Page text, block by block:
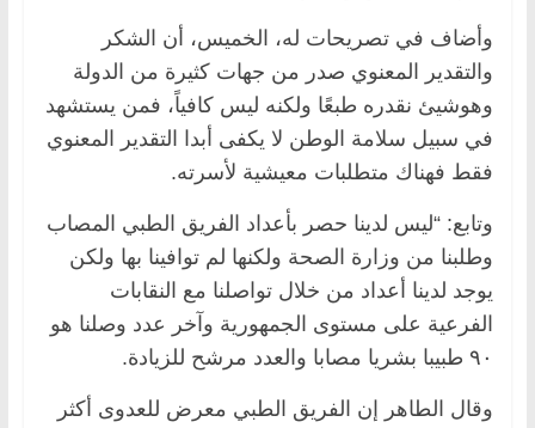
وأضاف في تصريحات له، الخميس، أن الشكر
والتقدير المعنوي صدر من جهات كثيرة من الدولة
وهوشيئ نقدره طبعًا ولكنه ليس كافياً، فمن يستشهد
في سبيل سلامة الوطن لا يكفى أبدا التقدير المعنوي
فقط فهناك متطلبات معيشية لأسرته.
وتابع: “ليس لدينا حصر بأعداد الفريق الطبي المصاب
وطلبنا من وزارة الصحة ولكنها لم توافينا بها ولكن
يوجد لدينا أعداد من خلال تواصلنا مع النقابات
الفرعية على مستوى الجمهورية وآخر عدد وصلنا هو
٩٠ طبيبا بشريا مصابا والعدد مرشح للزيادة.
وقال الطاهر إن الفريق الطبي معرض للعدوى أكثر